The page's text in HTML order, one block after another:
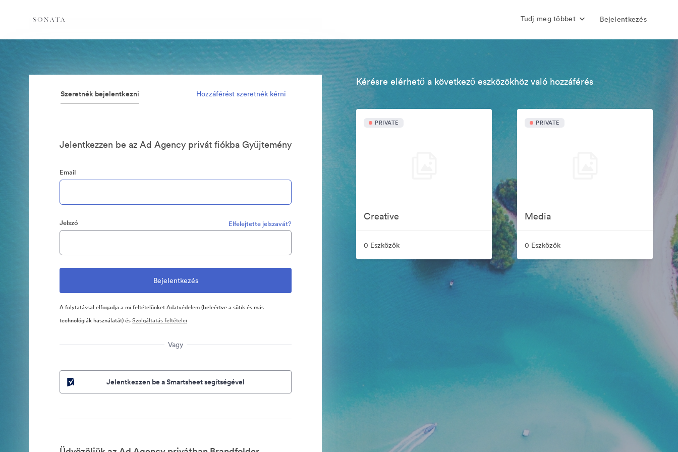
Tudj meg többet Bejelentkezés
Szeretnék bejelentkezni Hozzáférést szeretnék kérni
Jelentkezzen be az Ad Agency privát fiókba Gyűjtemény
Email
Jelszó Elfelejtette jelszavát?
A folytatással elfogadja a mi feltételünketAdatvédelem(beleértve a sütik és más
technológiák használatát) ésSzolgáltatás feltételei
Vagy
Jelentkezzen be a Smartsheet segítségével
Kérésre elérhető a következő eszközökhöz való hozzáférés
PRIVATE
Creative
0 Eszközök
PRIVATE
Media
0 Eszközök